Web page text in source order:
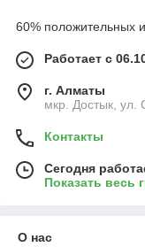
60% положительных
Работает с
г. Алматы
мкр. Достык, ул.
Контакты
Сегодня
Показать весь
О нас